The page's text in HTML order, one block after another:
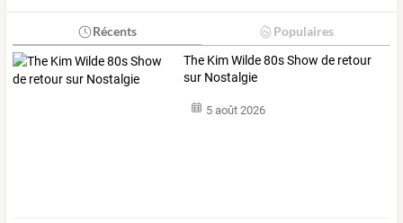
Récents Populaires
The Kim Wilde 80s Show de retour
sur Nostalgie
5 août 2026